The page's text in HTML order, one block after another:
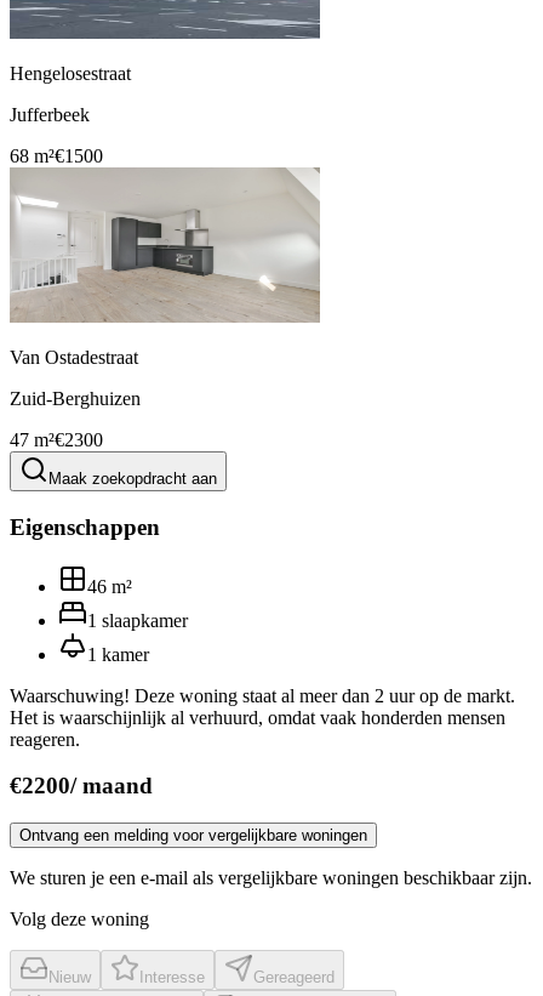
Hengelosestraat
Jufferbeek
68 m²€1500
Van Ostadestraat
Zuid-Berghuizen
47 m²€2300
Maak zoekopdracht aan
Eigenschappen
46 m²
1 slaapkamer
1 kamer
Waarschuwing! Deze woning staat al meer dan 2 uur op de markt.
Het is waarschijnlijk al verhuurd, omdat vaak honderden mensen
reageren.
€2200/maand
Ontvang een melding voor vergelijkbare woningen
We sturen je een e-mail als vergelijkbare woningen beschikbaar zijn.
Volg deze woning
Nieuw Interesse Gereageerd